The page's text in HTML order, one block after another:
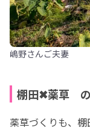
嶋野さんご夫妻
棚田✖薬草
薬草づくりも、